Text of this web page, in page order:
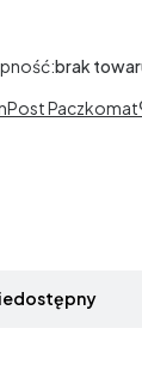
brak